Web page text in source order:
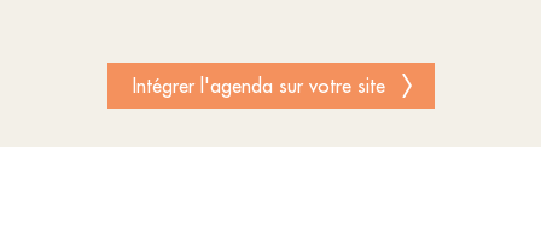
Intégrer l'agenda sur votre site